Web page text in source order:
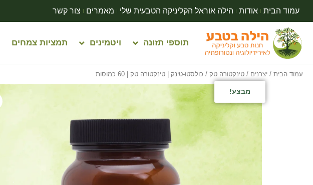
עמוד הבית אודות הילה אוראל הקליניקה הטבעית שלי מאמרים צור קשר
תוספי תזונה ויטמינים תמציות צמחים
עמוד הבית / יצרנים / טינקטורה טק / כולסטו-טינק | טינקטורה טק | 60 כמוסות
מבצע!